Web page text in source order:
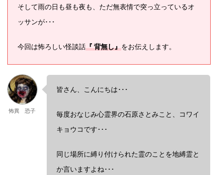
そして雨の日も昼も夜も、ただ無表情で突っ立っているオ
ッサンが･･･
今回は怖ろしい怪談話『 背無し』をお伝えします。
怖異 恐子
皆さん、こんにちは･･･
毎度おなじみ心霊界の石原さとみこと、コワイ
キョウコです･･･
同じ場所に縛り付けられた霊のことを地縛霊と
か言いますよね･･･